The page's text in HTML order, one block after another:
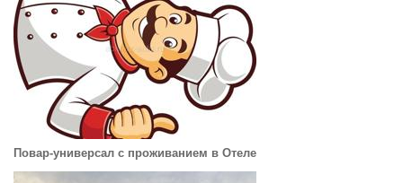
Повар-универсал с проживанием в Отеле